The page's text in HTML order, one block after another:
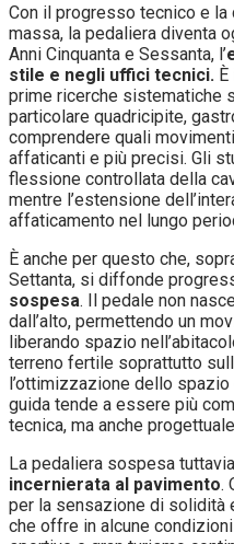
Con il progresso tecnico e
massa, la pedaliera diventa
Anni Cinquanta e Sessanta, l’
stile e negli uffici tecnici.
prime ricerche sistematiche
particolare quadricipite,
comprendere quali
affaticanti e più precisi. Gli
flessione controllata della
mentre l’estensione
affaticamento nel lungo
È anche per questo che,
Settanta, si diffonde
sospesa. Il pedale non
dall’alto, permettendo un
liberando spazio
terreno fertile soprattutto
l’ottimizzazione dello
guida tende a essere più
tecnica, ma anche
La pedaliera sospesa
incernierata al pavimento.
per la sensazione di solidità
che offre in alcune